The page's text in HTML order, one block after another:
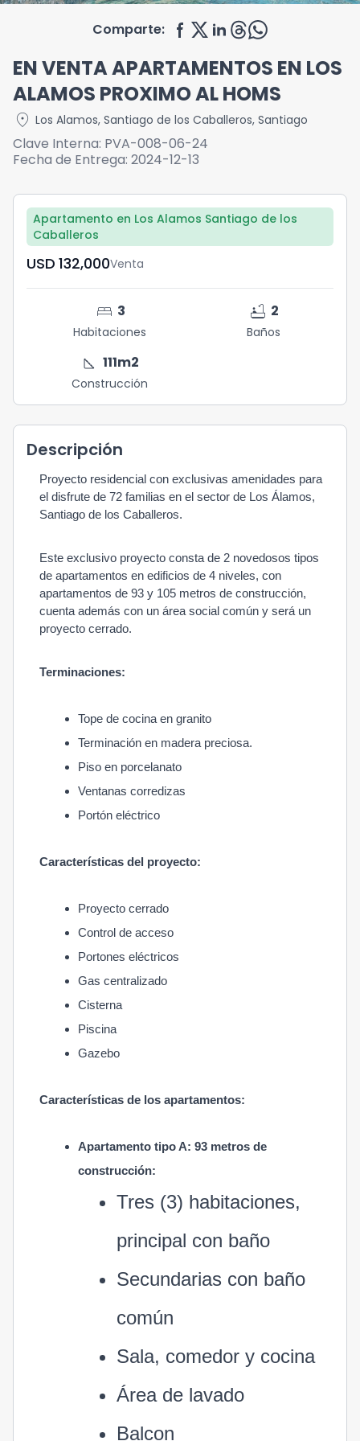
Comparte:
EN VENTA APARTAMENTOS EN LOS
ALAMOS PROXIMO AL HOMS
location_on Los Alamos, Santiago de los Caballeros, Santiago
Clave Interna: PVA-008-06-24
Fecha de Entrega: 2024-12-13
Apartamento en Los Alamos Santiago de los
Caballeros
USD	132,000Venta
bed 3
Habitaciones
bathtub 2
Baños
square_foot 111m2
Construcción
Descripción
Proyecto residencial con exclusivas amenidades para
el disfrute de 72 familias en el sector de Los Álamos,
Santiago de los Caballeros.
Este exclusivo proyecto consta de 2 novedosos tipos
de apartamentos en edificios de 4 niveles, con
apartamentos de 93 y 105 metros de construcción,
cuenta además con un área social común y será un
proyecto cerrado.
Terminaciones:
Tope de cocina en granito
Terminación en madera preciosa.
Piso en porcelanato
Ventanas corredizas
Portón eléctrico
Características del proyecto:
Proyecto cerrado
Control de acceso
Portones eléctricos
Gas centralizado
Cisterna
Piscina
Gazebo
Características de los apartamentos:
Apartamento tipo A: 93 metros de
construcción:
Tres (3) habitaciones,
principal con baño
Secundarias con baño
común
Sala, comedor y cocina
Área de lavado
Balcon